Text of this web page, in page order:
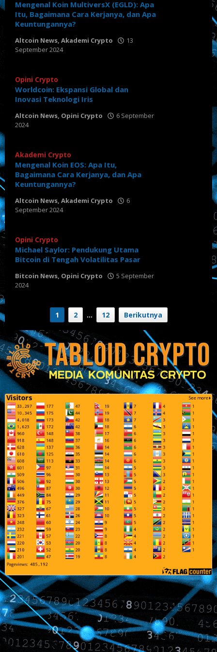
Mengenal Koin MultiversX (EGLD): Apa
Itu, Bagaimana Cara Kerjanya, dan Apa
Keuntungannya?
Altcoin News, Akademi Crypto
13
September 2024
Opini Crypto
Worldcoin: Ekspansi Global dan
Inovasi Teknologi Iris
Altcoin News, Opini Crypto
6 September
2024
Akademi Crypto
Mengenal Koin EOS: Apa Itu,
Bagaimana Cara Kerjanya, dan Apa
Keuntungannya?
Altcoin News, Akademi Crypto
6
September 2024
Opini Crypto
Michael Saylor: Pendukung Utama
Bitcoin di Tengah Volatilitas Pasar
Bitcoin News, Opini Crypto
5 September
2024
1 2 … 12 Berikutnya